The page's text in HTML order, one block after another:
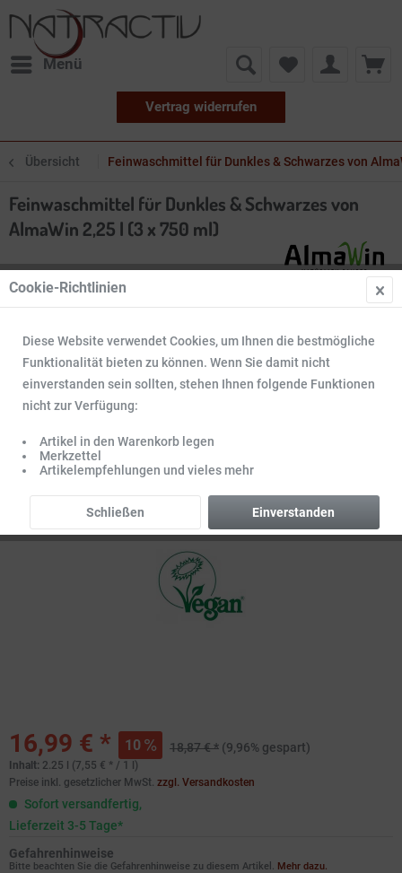
Menü
Vertrag widerrufen
Übersicht Feinwaschmittel für Dunkles & Schwarzes von
Feinwaschmittel für Dunkles & Schwarzes von
AlmaWin 2,25 l (3 x 750 ml)
16,99 € * 10 18,87 € * (9,96% gespart)
Inhalt: 2.25 l (7,55 € * / 1 l)
Preise inkl. gesetzlicher MwSt. zzgl. Versandkosten
Sofort versandfertig,
Lieferzeit 3-5 Tage*
Gefahrenhinweise
Bitte beachten Sie die Gefahrenhinweise zu diesem Artikel. Mehr dazu.
Cookie-Richtlinien
Diese Website verwendet Cookies, um Ihnen die bestmögliche
Funktionalität bieten zu können. Wenn Sie damit nicht
einverstanden sein sollten, stehen Ihnen folgende Funktionen
nicht zur Verfügung:
Artikel in den Warenkorb legen
Merkzettel
Artikelempfehlungen und vieles mehr
Einverstanden
Schließen